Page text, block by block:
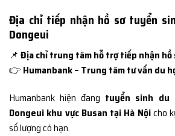
Địa chỉ tiếp nhận hồ sơ tuyển
Dongeui
📌 Địa chỉ trung tâm hỗ trợ tiếp nhận hồ
👉 Humanbank – Trung tâm tư vấn du
Humanbank hiện đang tuyển sinh du
Dongeui khu vực Busan tại Hà Nộicho
số lượng có hạn.